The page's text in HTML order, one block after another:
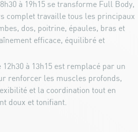
à 19h15 se transforme Full Body,
complet travaille tous les principaux
dos, poitrine, épaules, bras et
efficace, équilibré et
à 13h15 est remplacé par un
renforcer les muscles profonds,
et la coordination tout en
doux et tonifiant.